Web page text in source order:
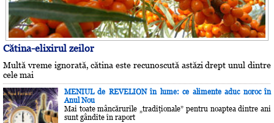
Cătina-elixirul zeilor
Multă vreme ignorată, cătina este recunoscută astăzi drept unul dintre
cele mai
MENIUL de REVELION în lume: ce alimente aduc noroc în
Anul Nou
Mai toate mâncărurile „tradiţionale” pentru noaptea dintre ani
sunt gândite în raport